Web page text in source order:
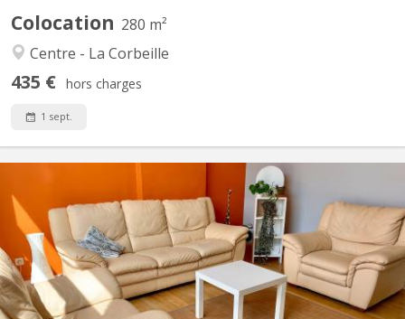
Colocation 280 m²
Centre - La Corbeille
435 € hors charges
1 sept.
Colocation au design très soigné conçu par une architecte
d'intérieur dans un bâtiment entièrement rénové situé rue
Eugène Hambursin à Namur. Chambres très lumineuses. Cette
colocation, à proximité de toutes les commodités, est
entièrement équipée: - cuisine super équipée - salon meublé -...